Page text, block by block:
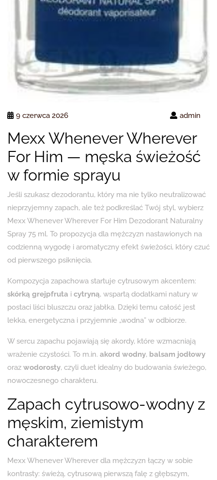
9 czerwca 2026 admin
Mexx Whenever Wherever
For Him — męska świeżość
w formie sprayu
Jeśli szukasz dezodorantu, który ma nie tylko neutralizować
nieprzyjemny zapach, ale też podkreślać Twój styl, wybierz
Mexx Whenever Wherever For Him Dezodorant Naturalny
Spray 75 ml. To propozycja dla mężczyzn nastawionych na
codzienną wygodę i aromatyczny efekt świeżości, który czuć
od pierwszego psiknięcia.
Kompozycja zapachowa startuje cytrusowym akcentem:
skórką grejpfruta i cytryną, wspartą dodatkami natury w
postaci liści bluszczu oraz jabłka. Dzięki temu całość jest
lekka, energetyczna i przyjemnie „wodna” w odbiorze.
W sercu zapachu pojawiają się akordy, które wzmacniają
wrażenie czystości. To m.in. akord wodny, balsam jodłowy
oraz wodorosty, czyli duet idealny do budowania świeżego,
nowoczesnego charakteru.
Zapach cytrusowo-wodny z
męskim, ziemistym
charakterem
Mexx Whenever Wherever dla mężczyzn łączy w sobie
kontrasty: świeżą, cytrusową pierwszą falę z głębszym,